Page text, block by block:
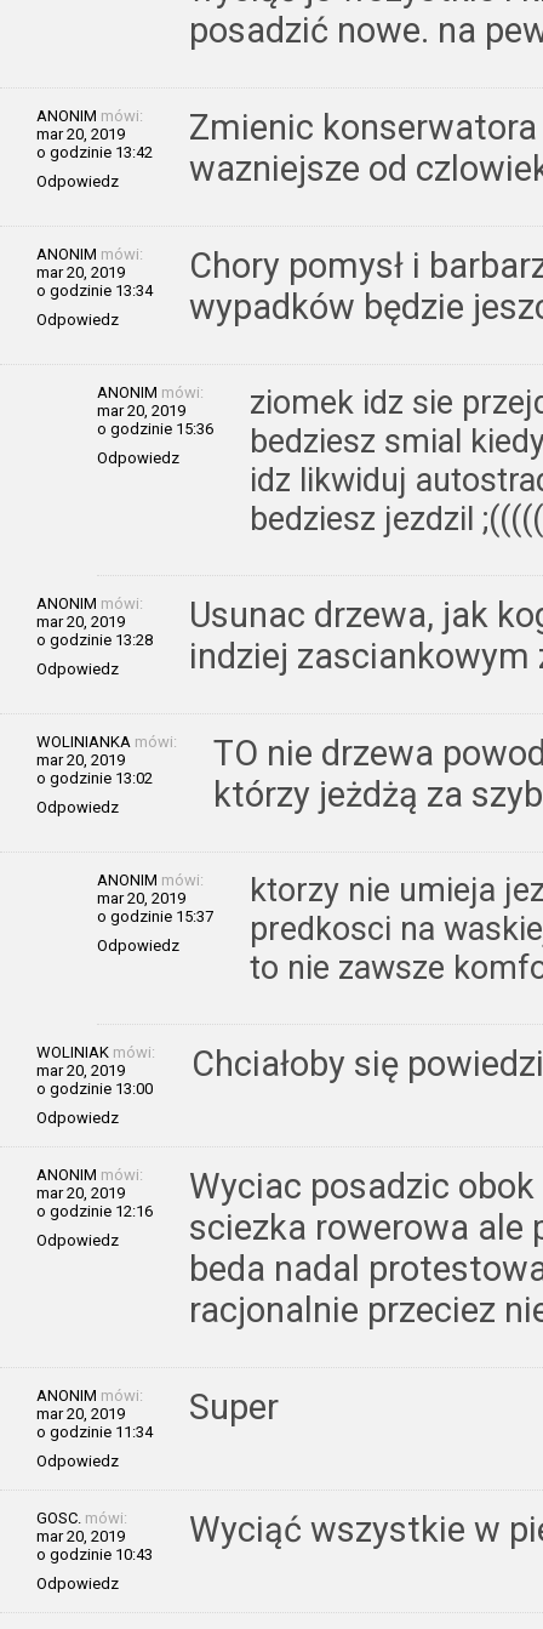
posadzić nowe. na
ANONIM mówi:
mar 20, 2019
o godzinie 13:42
Odpowiedz
Zmienic
wazniejsze od
ANONIM mówi:
mar 20, 2019
o godzinie 13:34
Odpowiedz
Chory pomysł i
wypadków będzie
ANONIM mówi:
mar 20, 2019
o godzinie 15:36
Odpowiedz
ziomek idz sie
bedziesz smial
idz likwiduj
bedziesz jezdzil
ANONIM mówi:
mar 20, 2019
o godzinie 13:28
Odpowiedz
Usunac drzewa, jak
indziej zasciankowym
WOLINIANKA mówi:
mar 20, 2019
o godzinie 13:02
Odpowiedz
TO nie drzewa
którzy jeżdżą za
ANONIM mówi:
mar 20, 2019
o godzinie 15:37
Odpowiedz
ktorzy nie umieja
predkosci na
to nie zawsze
WOLINIAK mówi:
mar 20, 2019
o godzinie 13:00
Odpowiedz
Chciałoby się
ANONIM mówi:
mar 20, 2019
o godzinie 12:16
Odpowiedz
Wyciac posadzic
sciezka rowerowa ale
beda nadal
racjonalnie przeciez
ANONIM mówi:
mar 20, 2019
o godzinie 11:34
Odpowiedz
Super
GOSC. mówi:
mar 20, 2019
o godzinie 10:43
Odpowiedz
Wyciąć wszystkie w